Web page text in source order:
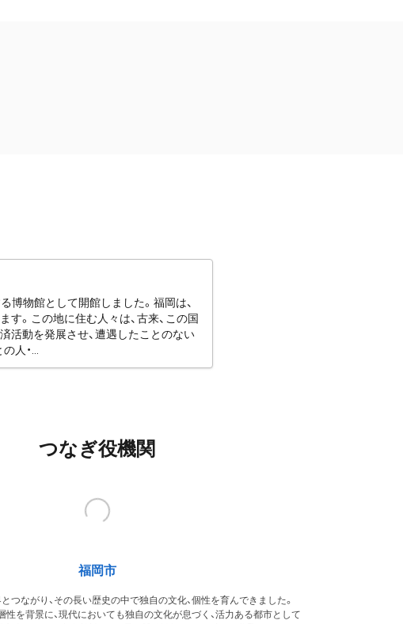
博物館として開館しました。福岡は、
。この地に住む人々は、古来、この国
活動を発展させ、遭遇したことのない
人・...
つなぎ役機関
福岡市
つながり、その長い歴史の中で独自の文化、個性を育んできました。
を背景に、現代においても独自の文化が息づく、活力ある都市として